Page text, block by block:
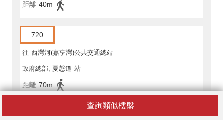
查詢類似樓盤
距離 40m
720
往 西灣河(嘉亨灣)公共交通總站
政府總部, 夏慤道 站
距離 70m
720A